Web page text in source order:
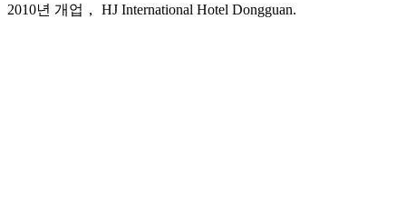
2010년 개업， HJ International Hotel Dongguan.